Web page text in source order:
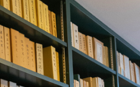
古美術
ANCIENT ART
その他の商品紹介
OTHERS